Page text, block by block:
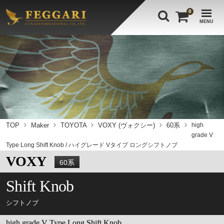
MENU
0
TOP Maker TOYOTA VOXY (ヴォクシー) 60系
high
grade V
Type Long Shift Knob / ハイグレード Vタイプ ロングシフトノブ
VOXY 60系
Shift Knob
シフトノブ